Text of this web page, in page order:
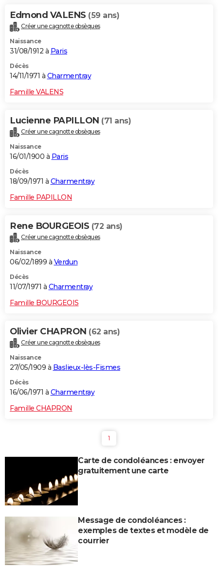
Edmond VALENS (59 ans)
Créer une cagnotte obsèques
Naissance
31/08/1912 à Paris
Décès
14/11/1971 à Charmentray
Famille VALENS
Lucienne PAPILLON (71 ans)
Créer une cagnotte obsèques
Naissance
16/01/1900 à Paris
Décès
18/09/1971 à Charmentray
Famille PAPILLON
Rene BOURGEOIS (72 ans)
Créer une cagnotte obsèques
Naissance
06/02/1899 à Verdun
Décès
11/07/1971 à Charmentray
Famille BOURGEOIS
Olivier CHAPRON (62 ans)
Créer une cagnotte obsèques
Naissance
27/05/1909 à Baslieux-lès-Fismes
Décès
16/06/1971 à Charmentray
Famille CHAPRON
1
Carte de condoléances : envoyer
gratuitement une carte
Message de condoléances :
exemples de textes et modèle de
courrier